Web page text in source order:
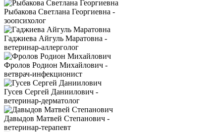
Рыбакова Светлана Георгиевна -
зоопсихолог
Гаджиева Айгуль Маратовна -
ветеринар-аллерголог
Фролов Родион Михайлович -
ветврач-инфекционист
Гусев Сергей Даниилович -
ветеринар-дерматолог
Давыдов Матвей Степанович -
ветеринар-терапевт